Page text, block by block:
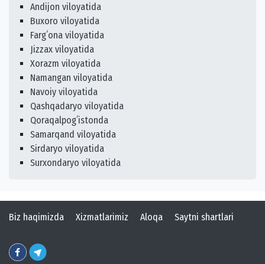
Andijon viloyatida
Buxoro viloyatida
Fargʻona viloyatida
Jizzax viloyatida
Xorazm viloyatida
Namangan viloyatida
Navoiy viloyatida
Qashqadaryo viloyatida
Qoraqalpogʻistonda
Samarqand viloyatida
Sirdaryo viloyatida
Surxondaryo viloyatida
Biz haqimizda Xizmatlarimiz Aloqa Saytni shartlari